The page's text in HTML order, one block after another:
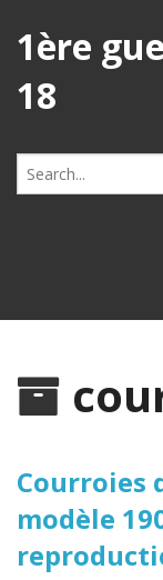
1ère
18
Search
for:
Courroies
modèle